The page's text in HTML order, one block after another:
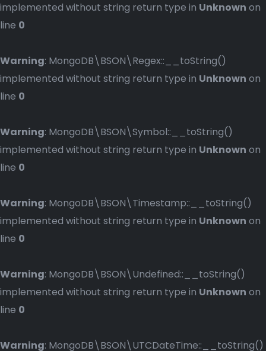
implemented without string return type in Unknown on
line 0
Warning: MongoDB\BSON\Regex::__toString()
implemented without string return type in Unknown on
line 0
Warning: MongoDB\BSON\Symbol::__toString()
implemented without string return type in Unknown on
line 0
Warning: MongoDB\BSON\Timestamp::__toString()
implemented without string return type in Unknown on
line 0
Warning: MongoDB\BSON\Undefined::__toString()
implemented without string return type in Unknown on
line 0
Warning: MongoDB\BSON\UTCDateTime::__toString()